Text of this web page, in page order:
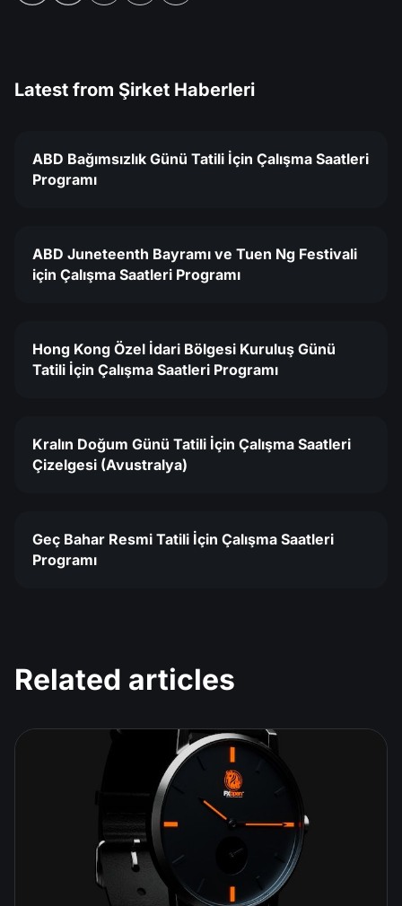
Latest from Şirket Haberleri
ABD Bağımsızlık Günü Tatili İçin Çalışma Saatleri
Programı
ABD Juneteenth Bayramı ve Tuen Ng Festivali
için Çalışma Saatleri Programı
Hong Kong Özel İdari Bölgesi Kuruluş Günü
Tatili İçin Çalışma Saatleri Programı
Kralın Doğum Günü Tatili İçin Çalışma Saatleri
Çizelgesi (Avustralya)
Geç Bahar Resmi Tatili İçin Çalışma Saatleri
Programı
Related articles